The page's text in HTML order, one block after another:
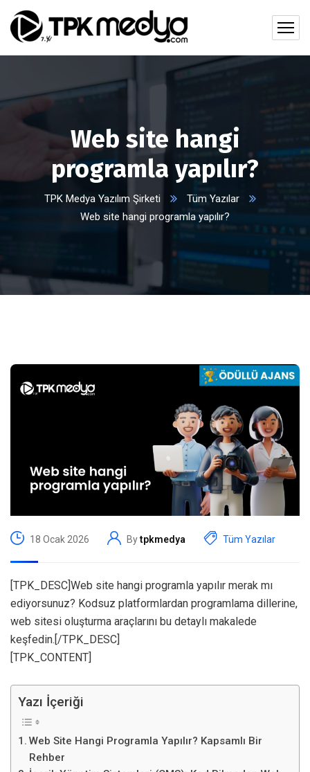
Web site hangi
programla yapılır?
TPK Medya Yazılım Şirketi
Tüm Yazılar
Web site hangi programla yapılır?
18 Ocak 2026 Bytpkmedya Tüm Yazılar
[TPK_DESC]Web site hangi programla yapılır merak mı
ediyorsunuz? Kodsuz platformlardan programlama dillerine,
web sitesi oluşturma araçlarını bu detaylı makalede
keşfedin.[/TPK_DESC]
[TPK_CONTENT]
Yazı İçeriği
Web Site Hangi Programla Yapılır? Kapsamlı Bir
Rehber